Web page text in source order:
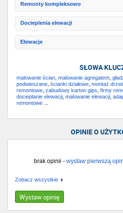
Remonty kompleksowo
Docieplenia elewacji
Elewacje
SŁOWA
malowanie ścian malowanie agregatem
podwieszane ścianki działowe montaż drzwi
remontowe zabudowy karton gips firmy
docieplanie elewacji malowanie elewacji
remontowe
OPINIE O
brak opinii - wystaw pierwszą
Zobacz wszystkie
Wystaw opinię